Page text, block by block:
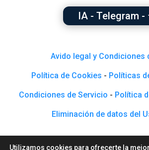
IA - Telegram -
Avido legal y Condiciones
Política de Cookies - Políticas
Condiciones de Servicio - Política
Eliminación de datos del
Utilizamos cookies para ofrecerte la